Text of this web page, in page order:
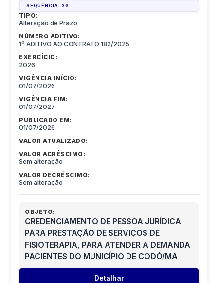
SEQUÊNCIA:36
TIPO:
Alteração de Prazo
NÚMERO ADITIVO:
1º ADITIVO AO CONTRATO 182/2025
EXERCÍCIO:
2026
VIGÊNCIA INÍCIO:
01/07/2026
VIGÊNCIA FIM:
01/07/2027
PUBLICADO EM:
01/07/2026
VALOR ATUALIZADO:
VALOR ACRÉSCIMO:
Sem alteração
VALOR DECRÉSCIMO:
Sem alteração
OBJETO:
CREDENCIAMENTO DE PESSOA JURÍDICA
PARA PRESTAÇÃO DE SERVIÇOS DE
FISIOTERAPIA, PARA ATENDER A DEMANDA
PACIENTES DO MUNICÍPIO DE CODÓ/MA
Detalhar